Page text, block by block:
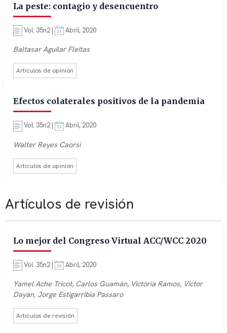
La peste: contagio y desencuentro
Vol. 35n2 | Abril, 2020
Baltasar Aguilar Fleitas
Artículos de opinión
Efectos colaterales positivos de la pandemia
Vol. 35n2 | Abril, 2020
Walter Reyes Caorsi
Artículos de opinión
Artículos de revisión
Lo mejor del Congreso Virtual ACC/WCC 2020
Vol. 35n2 | Abril, 2020
Yamel Ache Tricot, Carlos Guamán, Victoria Ramos, Víctor
Dayan, Jorge Estigarribia Passaro
Artículos de revisión